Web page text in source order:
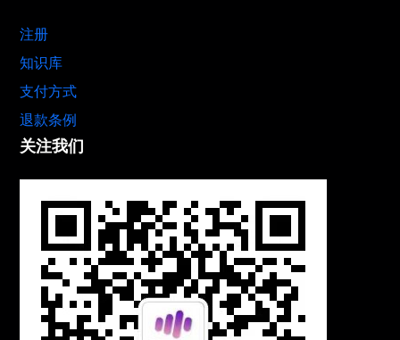
注册
知识库
支付方式
退款条例
关注我们